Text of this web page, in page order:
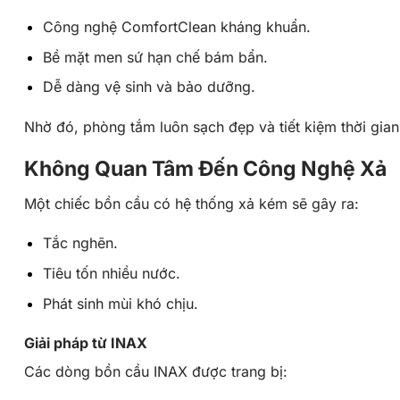
Công nghệ ComfortCleankháng khuẩn.
Bề mặt men sứ hạn chế bám bẩn.
Dễ dàng vệ sinh và bảo dưỡng.
Nhờ đó, phòng tắm luôn sạch đẹp và tiết kiệm thời
Không Quan Tâm Đến Công Nghệ Xả
Một chiếc bồn cầu có hệ thống xả kém sẽ gây ra:
Tắc nghẽn.
Tiêu tốn nhiều nước.
Phát sinh mùi khó chịu.
Giải pháp từ INAX
Các dòng bồn cầu INAX được trang bị: